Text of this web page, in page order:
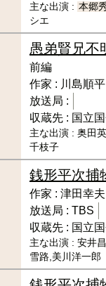
主な出演 : 本郷
シエ
愚弟賢兄不
前編
作家 : 川島順平
放送局 :
収蔵先 : 国立
主な出演 : 奥田
千枝子
銭形平次捕
作家 : 津田幸夫
放送局 : TBS
収蔵先 : 国立
主な出演 : 安井
雪路,美川洋一郎